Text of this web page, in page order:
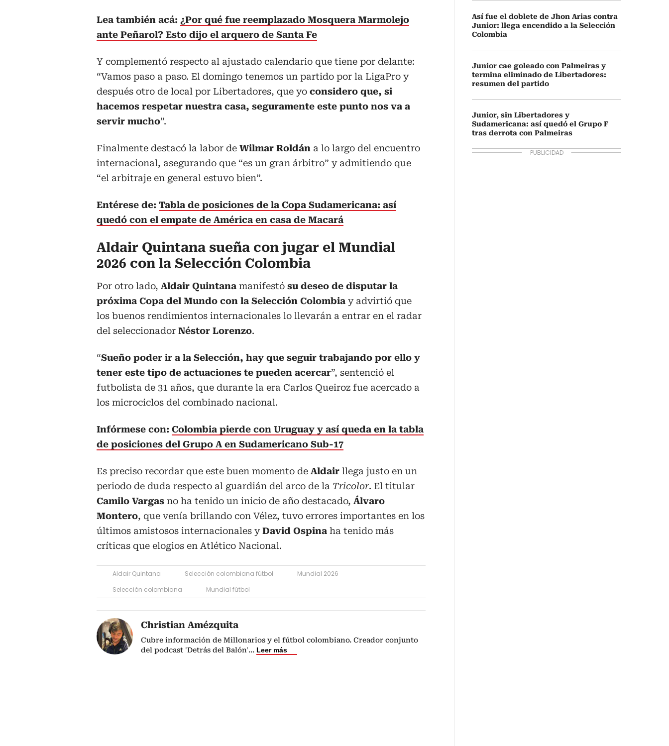
Lea también acá: ¿Por qué fue reemplazado Mosquera Marmolejo
ante Peñarol? Esto dijo el arquero de Santa Fe
Y complementó respecto al ajustado calendario que tiene por delante:
“Vamos paso a paso. El domingo tenemos un partido por la LigaPro y
después otro de local por Libertadores, que yo considero que, si
hacemos respetar nuestra casa, seguramente este punto nos va a
servir mucho”.
Finalmente destacó la labor de Wilmar Roldán a lo largo del encuentro
internacional, asegurando que “es un gran árbitro” y admitiendo que
“el arbitraje en general estuvo bien”.
Entérese de: Tabla de posiciones de la Copa Sudamericana: así
quedó con el empate de América en casa de Macará
Aldair Quintana sueña con jugar el Mundial
2026 con la Selección Colombia
Por otro lado, Aldair Quintana manifestó su deseo de disputar la
próxima Copa del Mundo con la Selección Colombia y advirtió que
los buenos rendimientos internacionales lo llevarán a entrar en el radar
del seleccionador Néstor Lorenzo.
“Sueño poder ir a la Selección, hay que seguir trabajando por ello y
tener este tipo de actuaciones te pueden acercar”, sentenció el
futbolista de 31 años, que durante la era Carlos Queiroz fue acercado a
los microciclos del combinado nacional.
Infórmese con: Colombia pierde con Uruguay y así queda en la tabla
de posiciones del Grupo A en Sudamericano Sub-17
Es preciso recordar que este buen momento de Aldair llega justo en un
periodo de duda respecto al guardián del arco de la Tricolor. El titular
Camilo Vargas no ha tenido un inicio de año destacado, Álvaro
Montero, que venía brillando con Vélez, tuvo errores importantes en los
últimos amistosos internacionales yDavid Ospina ha tenido más
críticas que elogios en Atlético Nacional.
Aldair Quintana Selección colombiana fútbol
Mundial 2026
Selección colombiana
Mundial fútbol
Christian Amézquita
Cubre información de Millonarios y el fútbol colombiano. Creador conjunto
del podcast 'Detrás del Balón'... Leer más
Así fue el doblete de Jhon Arias contra
Junior: llega encendido a la Selección
Colombia
Junior cae goleado con Palmeiras y
termina eliminado de Libertadores:
resumen del partido
Junior, sin Libertadores y
Sudamericana: así quedó el Grupo F
tras derrota con Palmeiras